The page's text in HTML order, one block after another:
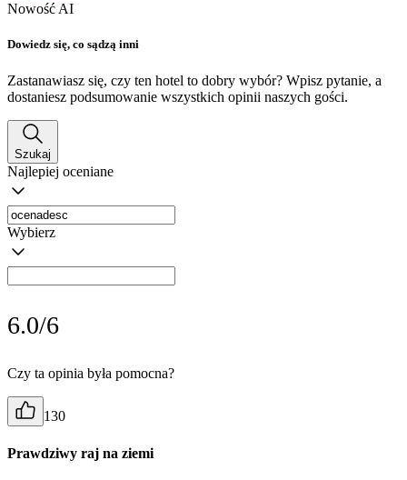
Nowość AI
Dowiedz się, co sądzą inni
Zastanawiasz się, czy ten hotel to dobry wybór? Wpisz pytanie, a
dostaniesz podsumowanie wszystkich opinii naszych gości.
Szukaj
Najlepiej oceniane
Wybierz
6.0/6
Czy ta opinia była pomocna?
130
Prawdziwy raj na ziemi